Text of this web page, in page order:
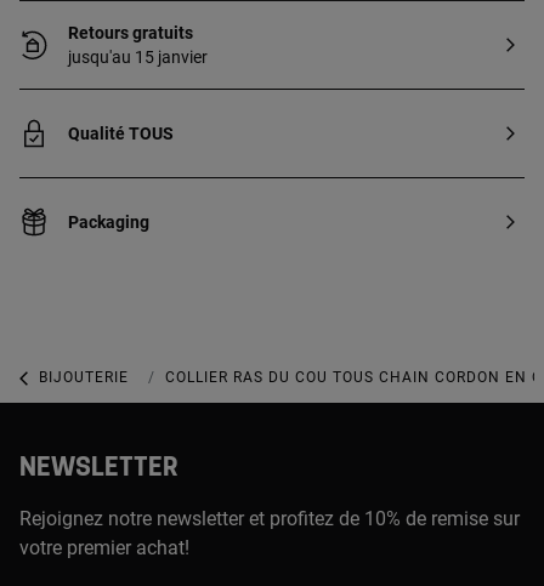
Retours gratuits
jusqu'au 15 janvier
Qualité TOUS
Packaging
BIJOUTERIE BIJOUX EN OR
COLLIER RAS DU COU TOUS CHAIN CORDON EN
NEWSLETTER
Rejoignez notre newsletter et profitez de 10% de remise sur
votre premier achat!